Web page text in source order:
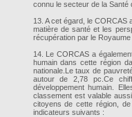
connu le secteur de la
13. A cet égard, le
matière de santé et les
récupération par le
14. Le CORCAS a
humain dans cette région
nationale.Le taux de
autour de 2,78 pc.Ce
développement humain.
classement est valable
citoyens de cette région,
indicateurs suivants :